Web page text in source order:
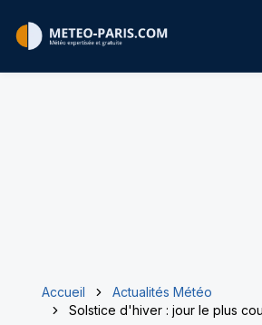
Accueil
Actualités Météo
Solstice d'hiver : jour le plus